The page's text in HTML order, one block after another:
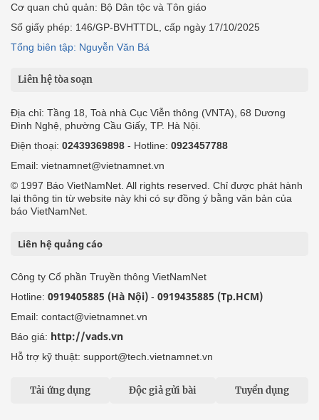
Cơ quan chủ quản: Bộ Dân tộc và Tôn giáo
Số giấy phép: 146/GP-BVHTTDL, cấp ngày 17/10/2025
Tổng biên tập: Nguyễn Văn Bá
Liên hệ tòa soạn
Địa chỉ: Tầng 18, Toà nhà Cục Viễn thông (VNTA), 68 Dương
Đình Nghệ, phường Cầu Giấy, TP. Hà Nội.
Điện thoại: 02439369898 - Hotline: 0923457788
Email: vietnamnet@vietnamnet.vn
© 1997 Báo VietNamNet. All rights reserved. Chỉ được phát hành
lại thông tin từ website này khi có sự đồng ý bằng văn bản của
báo VietNamNet.
Liên hệ quảng cáo
Công ty Cổ phần Truyền thông VietNamNet
Hotline: 0919405885 (Hà Nội) - 0919435885 (Tp.HCM)
Email: contact@vietnamnet.vn
Báo giá: http://vads.vn
Hỗ trợ kỹ thuật: support@tech.vietnamnet.vn
Tải ứng dụng Độc giả gửi bài Tuyển dụng